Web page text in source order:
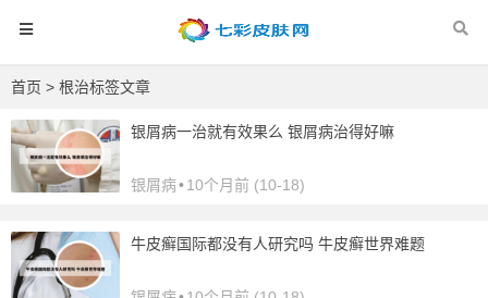
首页 > 根治标签文章
银屑病一治就有效果么 银屑病治得好嘛
银屑病•10个月前 (10-18)
牛皮癣国际都没有人研究吗 牛皮癣世界难题